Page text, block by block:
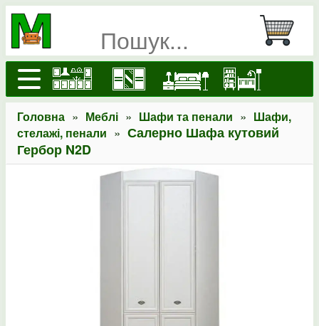
Головна » Меблі » Шафи та пенали » Шафи,
стелажі, пенали » Салерно Шафа кутовий
Гербор N2D